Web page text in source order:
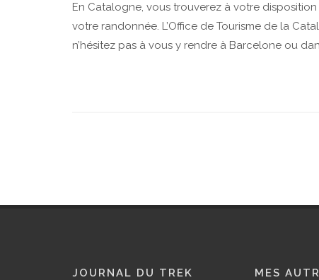
En Catalogne, vous trouverez à votre
votre randonnée. L’Office de Tourisme de la
n’hésitez pas à vous y rendre à Barcelone ou
JOURNAL DU TREK MES